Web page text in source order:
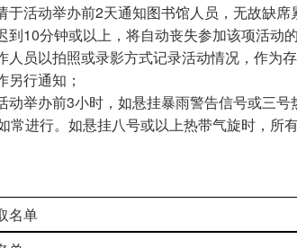
活动举办前2天通知图书馆人员，无故缺席
10分钟或以上，将自动丧失参加该项活动
员以拍照或录影方式记录活动情况，作为
行通知；
动举办前3小时，如悬挂暴雨警告信号或三
进行。如悬挂八号或以上热带气旋时，所有
名单